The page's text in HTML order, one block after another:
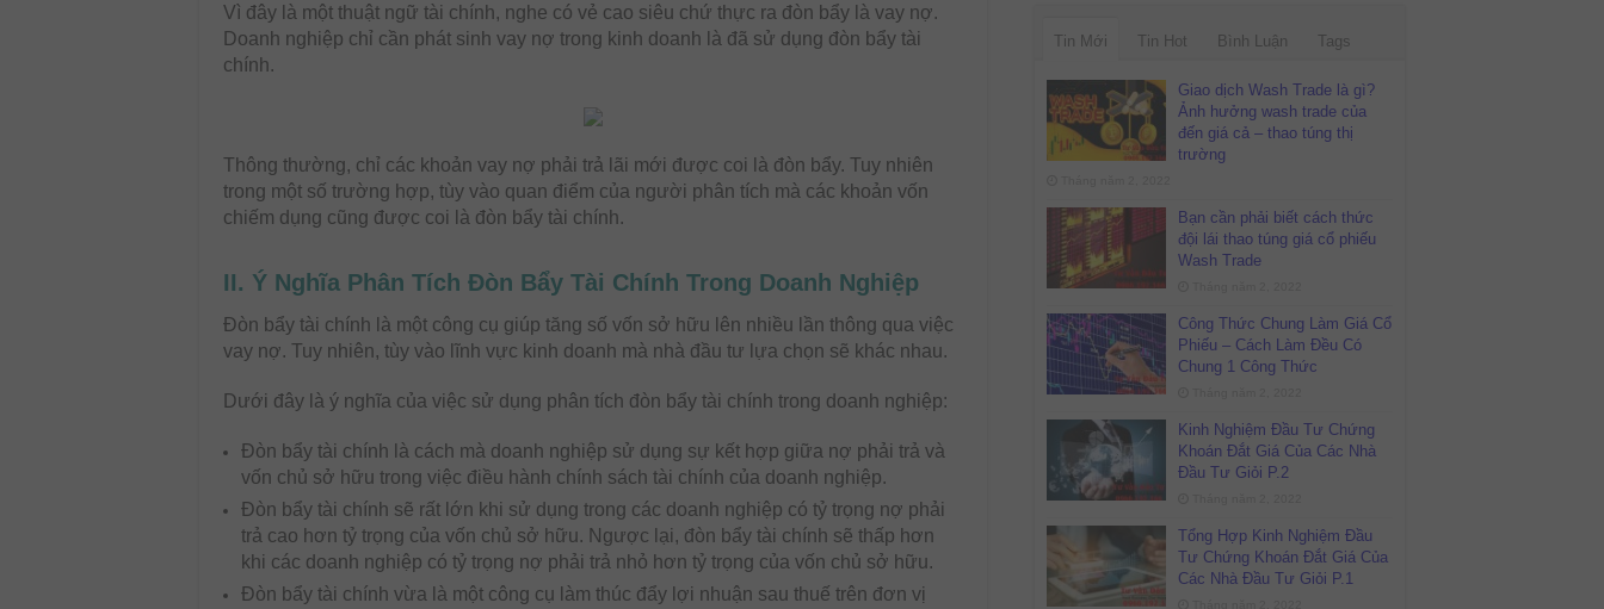
Vì đây là một thuật ngữ tài chính, nghe có vẻ cao siêu chứ thực ra đòn bẩy là vay nợ.
Doanh nghiệp chỉ cần phát sinh vay nợ trong kinh doanh là đã sử dụng đòn bẩy tài
chính.
Thông thường, chỉ các khoản vay nợ phải trả lãi mới được coi là đòn bẩy. Tuy nhiên
trong một số trường hợp, tùy vào quan điểm của người phân tích mà các khoản vốn
chiếm dụng cũng được coi là đòn bẩy tài chính.
II. Ý Nghĩa Phân Tích Đòn Bẩy Tài Chính Trong Doanh Nghiệp
Đòn bẩy tài chính là một công cụ giúp tăng số vốn sở hữu lên nhiều lần thông qua việc
vay nợ. Tuy nhiên, tùy vào lĩnh vực kinh doanh mà nhà đầu tư lựa chọn sẽ khác nhau.
Dưới đây là ý nghĩa của việc sử dụng phân tích đòn bẩy tài chính trong doanh nghiệp:
Đòn bẩy tài chính là cách mà doanh nghiệp sử dụng sự kết hợp giữa nợ phải trả và
vốn chủ sở hữu trong việc điều hành chính sách tài chính của doanh nghiệp.
Đòn bẩy tài chính sẽ rất lớn khi sử dụng trong các doanh nghiệp có tỷ trọng nợ phải
trả cao hơn tỷ trọng của vốn chủ sở hữu. Ngược lại, đòn bẩy tài chính sẽ thấp hơn
khi các doanh nghiệp có tỷ trọng nợ phải trả nhỏ hơn tỷ trọng của vốn chủ sở hữu.
Đòn bẩy tài chính vừa là một công cụ làm thúc đẩy lợi nhuận sau thuế trên đơn vị
Tin Mới Tin Hot Bình Luận Tags
Giao dịch Wash Trade là gì?
Ảnh hưởng wash trade của
đến giá cả – thao túng thị
trường
Bạn cần phải biết cách thức
đội lái thao túng giá cổ phiếu
Wash Trade
Công Thức Chung Làm Giá Cổ
Phiếu – Cách Làm Đều Có
Chung 1 Công Thức
Kinh Nghiệm Đầu Tư Chứng
Khoán Đắt Giá Của Các Nhà
Đầu Tư Giỏi P.2
Tổng Hợp Kinh Nghiệm Đầu
Tư Chứng Khoán Đắt Giá Của
Các Nhà Đầu Tư Giỏi P.1